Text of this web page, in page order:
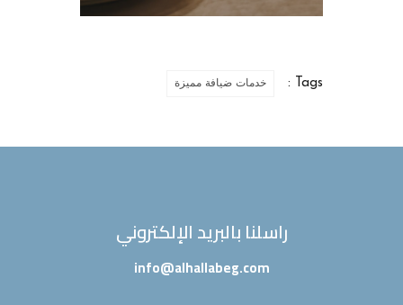
Tags : خدمات ضيافة مميزة
راسلنا بالبريد الإلكتروني
info@alhallabeg.com